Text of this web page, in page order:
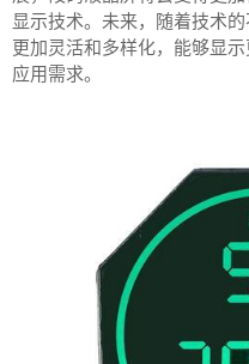
显示技术。未来，随着技术
更加灵活和多样化，能够显
应用需求。